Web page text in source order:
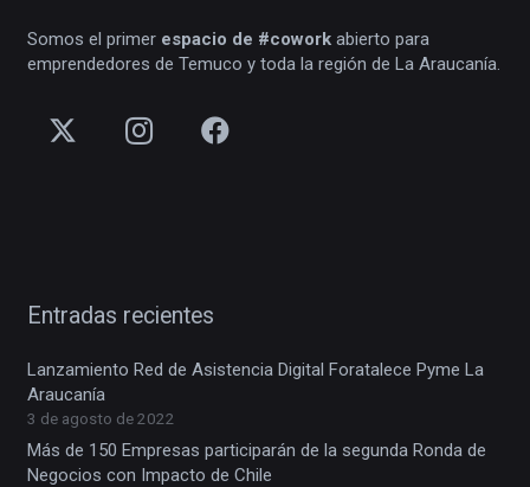
Somos el primer espacio de #coworkabierto para
emprendedores de Temuco y toda la región de La Araucanía.
Entradas recientes
Lanzamiento Red de Asistencia Digital Foratalece Pyme La
Araucanía
3 de agosto de 2022
Más de 150 Empresas participarán de la segunda Ronda de
Negocios con Impacto de Chile